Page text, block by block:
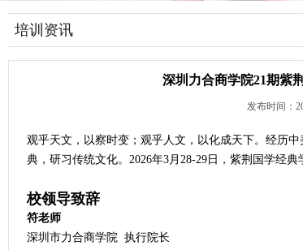
培训资讯
深圳力合商学院21期紫
发布时间：
观乎天文，以察时变；观乎人文，以化成天下。经历
典，研习传统文化。2026年3月28-29日，紫荆国学经典
校领导致辞
符老师
深圳市力合商学院 执行院长